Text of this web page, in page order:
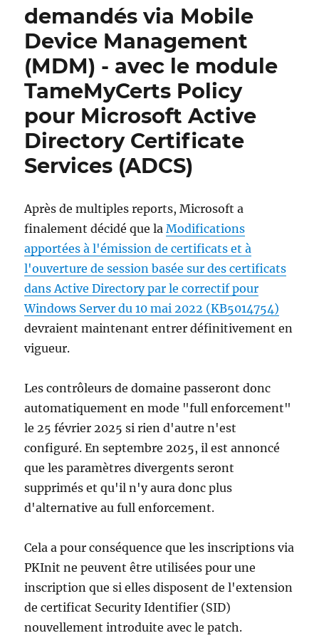
demandés via Mobile
Device Management
(MDM) - avec le module
TameMyCerts Policy
pour Microsoft Active
Directory Certificate
Services (ADCS)
Après de multiples reports, Microsoft a
finalement décidé que laModifications
apportées à l'émission de certificats et à
l'ouverture de session basée sur des certificats
dans Active Directory par le correctif pour
Windows Server du 10 mai 2022 (KB5014754)
devraient maintenant entrer définitivement en
vigueur.
Les contrôleurs de domaine passeront donc
automatiquement en mode "full enforcement"
le 25 février 2025 si rien d'autre n'est
configuré. En septembre 2025, il est annoncé
que les paramètres divergents seront
supprimés et qu'il n'y aura donc plus
d'alternative au full enforcement.
Cela a pour conséquence que les inscriptions via
PKInit ne peuvent être utilisées pour une
inscription que si elles disposent de l'extension
de certificat Security Identifier (SID)
nouvellement introduite avec le patch.